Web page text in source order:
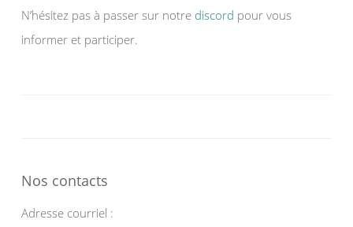
N’hésitez pas à passer sur notre discord pour vous
informer et participer.
Nos contacts
Adresse courriel :